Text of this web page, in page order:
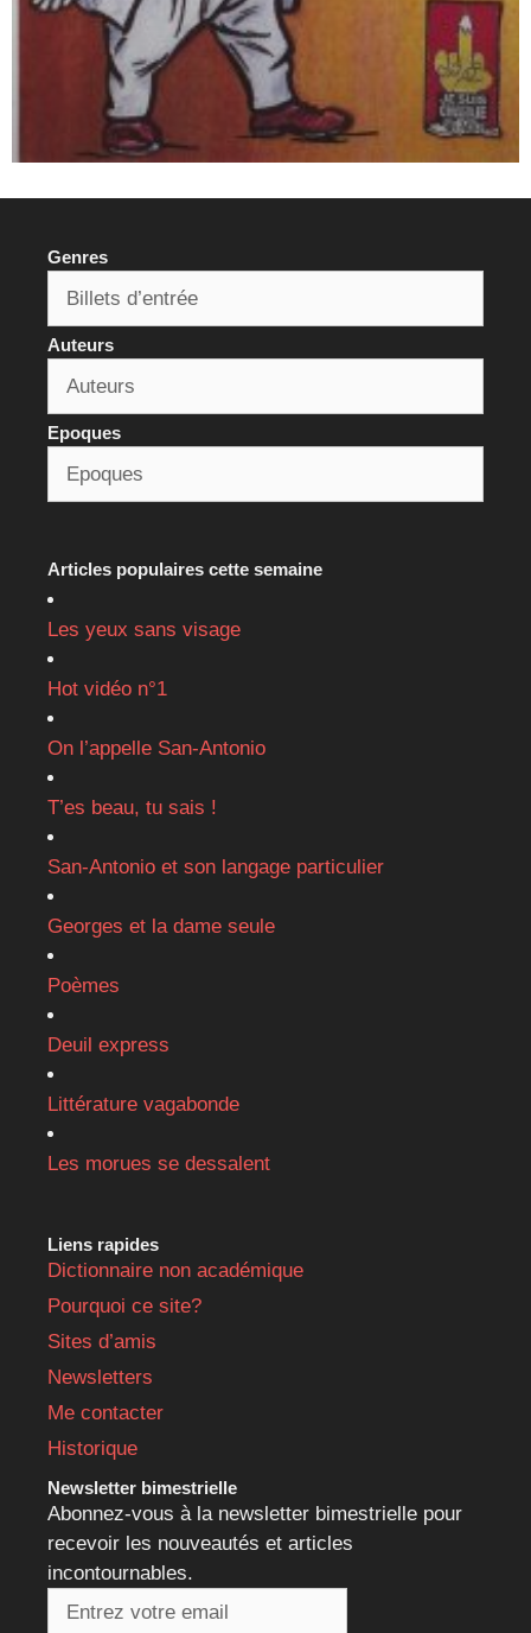
Genres
Auteurs
Epoques
Articles populaires cette semaine
Les yeux sans visage
Hot vidéo n°1
On l’appelle San-Antonio
T’es beau, tu sais !
San-Antonio et son langage particulier
Georges et la dame seule
Poèmes
Deuil express
Littérature vagabonde
Les morues se dessalent
Liens rapides
Dictionnaire non académique
Pourquoi ce site?
Sites d’amis
Newsletters
Me contacter
Historique
Newsletter bimestrielle
Abonnez-vous à la newsletter bimestrielle pour
recevoir les nouveautés et articles
incontournables.